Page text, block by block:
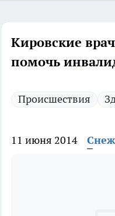
Кировские
помочь
Происшествия
11 июня 2014